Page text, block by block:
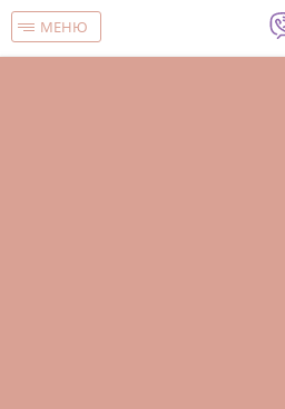
МЕНЮ